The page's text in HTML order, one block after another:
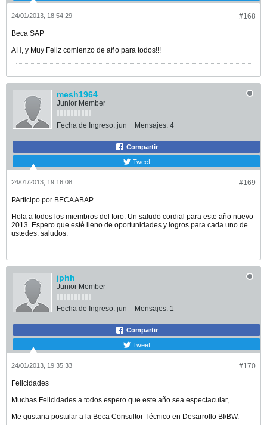
#168
24/01/2013, 18:54:29
Beca SAP
AH, y Muy Feliz comienzo de año para todos!!!
mesh1964
Junior Member
Fecha de Ingreso: jun Mensajes: 4
Compartir
Tweet
#169
24/01/2013, 19:16:08
PArticipo por BECA ABAP.
Hola a todos los miembros del foro. Un saludo cordial para este año nuevo
2013. Espero que esté lleno de oportunidades y logros para cada uno de
ustedes. saludos.
jphh
Junior Member
Fecha de Ingreso: jun Mensajes: 1
Compartir
Tweet
#170
24/01/2013, 19:35:33
Felicidades
Muchas Felicidades a todos espero que este año sea espectacular,
Me gustaria postular a la Beca Consultor Técnico en Desarrollo BI/BW.